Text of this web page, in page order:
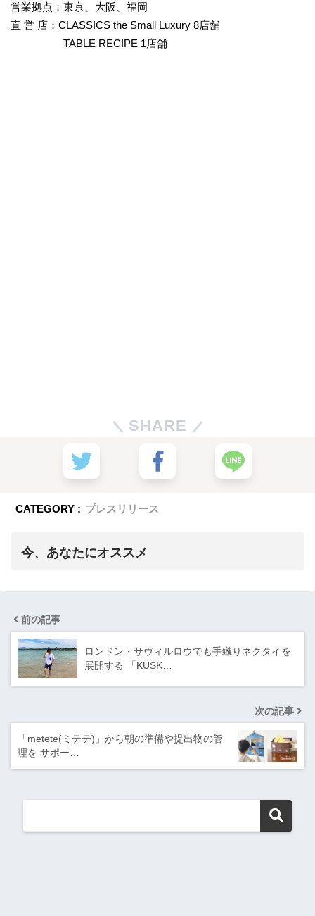
営業拠点：東京、大阪、福岡
直 営 店：CLASSICS the Small Luxury 8店舗
TABLE RECIPE 1店舗
SHARE
CATEGORY : プレスリリース
今、あなたにオススメ
前の記事
ロンドン・サヴィルロウでも手織りネクタイを
展開する 「KUSK…
次の記事
「metete(ミテテ)」から朝の準備や提出物の管
理を サポー…